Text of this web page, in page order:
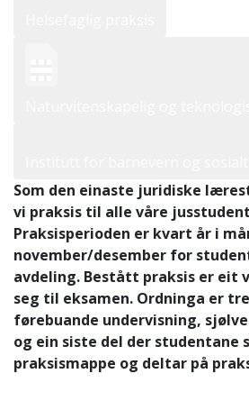
Som den einaste juridiske
vi praksis til alle våre
Praksisperioden er kvart år i
november/desember for
avdeling. Bestått praksis er eit
seg til eksamen. Ordninga er
førebuande undervisning,
og ein siste del der studentane
praksismappe og deltar på